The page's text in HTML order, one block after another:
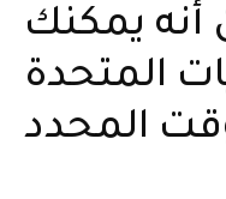
أنه يمكنك
المتحدة
المحدد